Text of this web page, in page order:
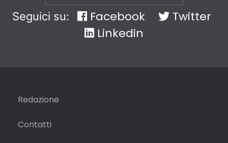
Seguici su: Facebook
Twitter
Linkedin
Redazione
Contatti